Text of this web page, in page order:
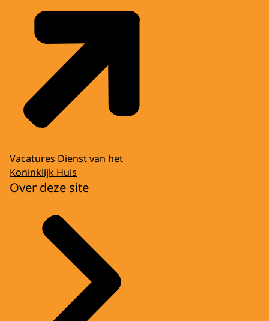
Vacatures Dienst van het
Koninklijk Huis
Over deze site